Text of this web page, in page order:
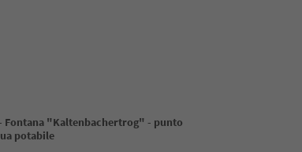
Fontana "Kaltenbachertrog" - punto
potabile